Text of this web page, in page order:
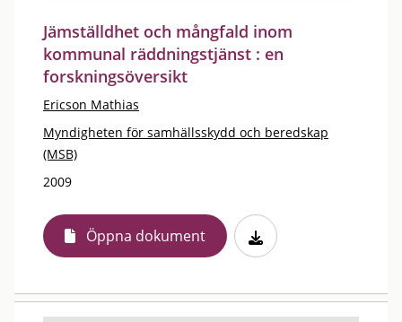
Jämställdhet och mångfald inom
kommunal räddningstjänst : en
forskningsöversikt
Ericson Mathias
Myndigheten för samhällsskydd och beredskap
(MSB)
2009
Öppna dokument